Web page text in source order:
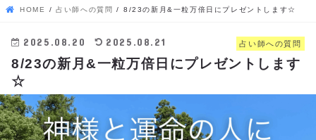
HOME 占い師への質問 8/23の新月&一粒万倍日にプレゼントします☆
占い師への質問
2025.08.20 2025.08.21
8/23の新月&一粒万倍日にプレゼントします
☆